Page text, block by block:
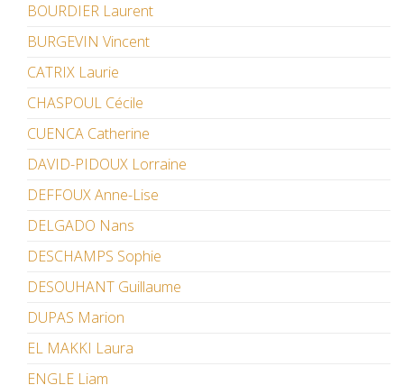
BOURDIER Laurent
BURGEVIN Vincent
CATRIX Laurie
CHASPOUL Cécile
CUENCA Catherine
DAVID-PIDOUX Lorraine
DEFFOUX Anne-Lise
DELGADO Nans
DESCHAMPS Sophie
DESOUHANT Guillaume
DUPAS Marion
EL MAKKI Laura
ENGLE Liam